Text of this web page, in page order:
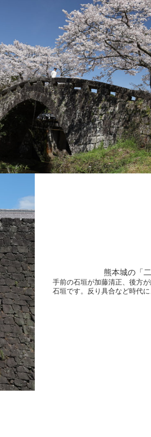
熊本城の「
手前の石垣が加藤清正、後方
石垣です。反り具合など時代